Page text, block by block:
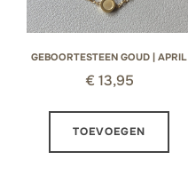
GEBOORTESTEEN GOUD | APRIL
€ 13,95
TOEVOEGEN